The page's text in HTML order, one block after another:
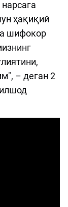
ҳақиқий
шифокор
– деган 2